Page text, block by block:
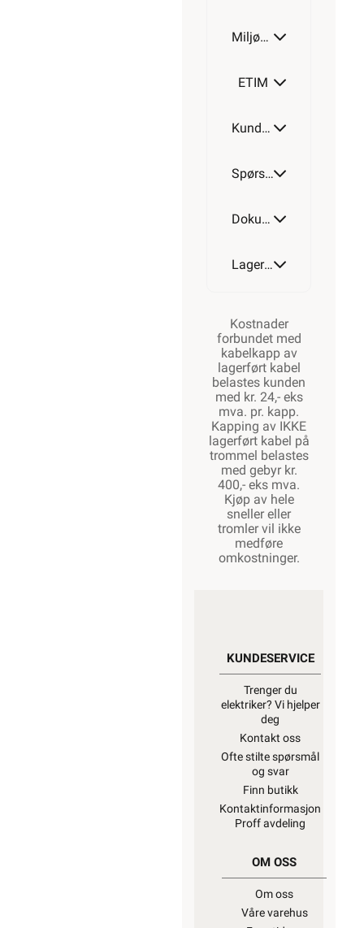
Miljøparametere
ETIM
Kundeomtale
Spørsmål og svar
Dokumentasjon
Lagerstatus
Kostnader
forbundet med
kabelkapp av
lagerført kabel
belastes kunden
med kr. 24,- eks
mva. pr. kapp.
Kapping av IKKE
lagerført kabel på
trommel belastes
med gebyr kr.
400,- eks mva.
Kjøp av hele
sneller eller
tromler vil ikke
medføre
omkostninger.
KUNDESERVICE
Trenger du
elektriker? Vi hjelper
deg
Kontakt oss
Ofte stilte spørsmål
og svar
Finn butikk
Kontaktinformasjon
Proff avdeling
OM OSS
Om oss
Våre varehus